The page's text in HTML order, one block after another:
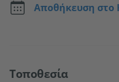
Αποθήκευση στο
Τοποθεσία